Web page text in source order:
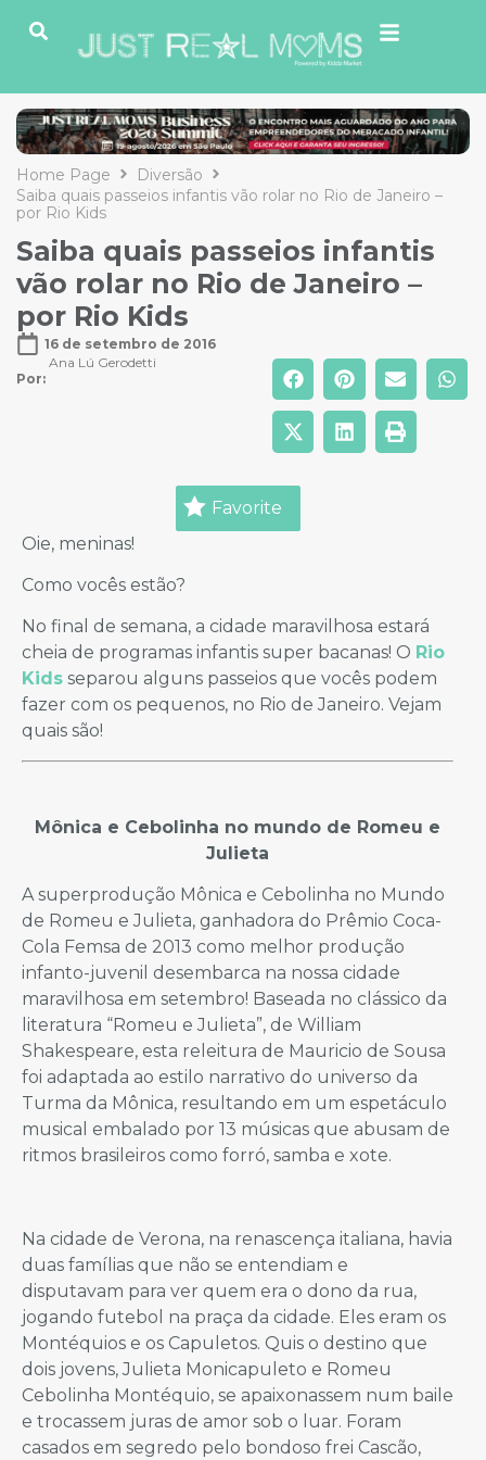
Home Page
Diversão
Saiba quais passeios infantis vão rolar no Rio de Janeiro –
por Rio Kids
Saiba quais passeios infantis
vão rolar no Rio de Janeiro –
por Rio Kids
16 de setembro de 2016
Por:
Ana Lú Gerodetti
Favorite
Oie, meninas!
Como vocês estão?
No final de semana, a cidade maravilhosa estará
cheia de programas infantis super bacanas! O Rio
Kids separou alguns passeios que vocês podem
fazer com os pequenos, no Rio de Janeiro. Vejam
quais são!
Mônica e Cebolinha no mundo de Romeu e
Julieta
A superprodução Mônica e Cebolinha no Mundo
de Romeu e Julieta, ganhadora do Prêmio Coca-
Cola Femsa de 2013 como melhor produção
infanto-juvenil desembarca na nossa cidade
maravilhosa em setembro! Baseada no clássico da
literatura “Romeu e Julieta”, de William
Shakespeare, esta releitura de Mauricio de Sousa
foi adaptada ao estilo narrativo do universo da
Turma da Mônica, resultando em um espetáculo
musical embalado por 13 músicas que abusam de
ritmos brasileiros como forró, samba e xote.
Na cidade de Verona, na renascença italiana, havia
duas famílias que não se entendiam e
disputavam para ver quem era o dono da rua,
jogando futebol na praça da cidade. Eles eram os
Montéquios e os Capuletos. Quis o destino que
dois jovens, Julieta Monicapuleto e Romeu
Cebolinha Montéquio, se apaixonassem num baile
e trocassem juras de amor sob o luar. Foram
casados em segredo pelo bondoso frei Cascão,